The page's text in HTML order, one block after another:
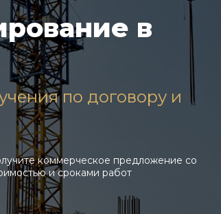
в
по договору и
коммерческое предложение со
и сроками работ